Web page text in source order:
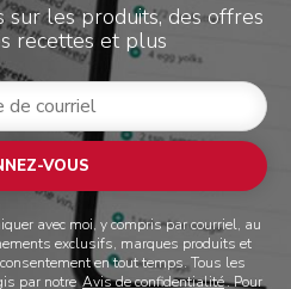
sur les produits, des offres
recettes et plus
VOUS
avec moi, y compris par courriel, au
exclusifs, marques produits et
en tout temps. Tous les
par notreAvis de confidentialité. Pour